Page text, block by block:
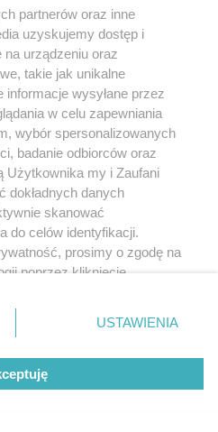
krótkoterminowego –
w budownictwie – BIM i
partnerów oraz inne
uzyskujemy dostęp i
urządzeniu oraz
takie jak unikalne
informacje wysyłane przez
w celu zapewniania
wybór spersonalizowanych
badanie odbiorców oraz
Użytkownika my i Zaufani
dokładnych danych
skanować
do celów identyfikacji.
prosimy o zgodę na
poprzez kliknięcie
ustawień prywatności
rogu strony
nie wymagają zgody
sprzeciwić się takiemu
miały zastosowanie tylko
USTAWIENIA